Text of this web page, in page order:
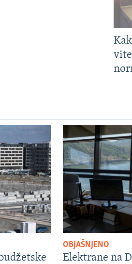
OBJAŠNJENO
Elektrane na